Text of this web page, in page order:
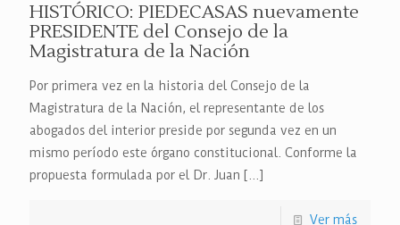
HISTÓRICO: PIEDECASAS nuevamente
PRESIDENTE del Consejo de la
Magistratura de la Nación
Por primera vez en la historia del Consejo de la
Magistratura de la Nación, el representante de los
abogados del interior preside por segunda vez en un
mismo período este órgano constitucional. Conforme la
propuesta formulada por el Dr. Juan […]
Ver más